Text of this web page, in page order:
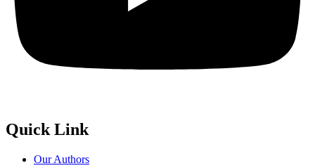
Quick Link
Our Authors